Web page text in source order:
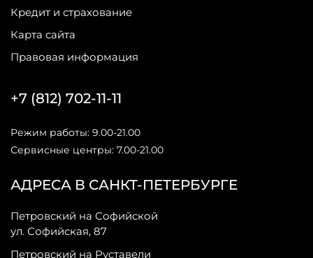
Кредит и страхование
Карта сайта
Правовая информация
АДРЕСА В САНКТ-ПЕТЕРБУРГЕ
Петровский на Софийской
ул. Софийская, 87
Петровский на Руставели
+7 (812) 702-11-11
Режим работы: 9.00-21.00
Сервисные центры: 7.00-21.00